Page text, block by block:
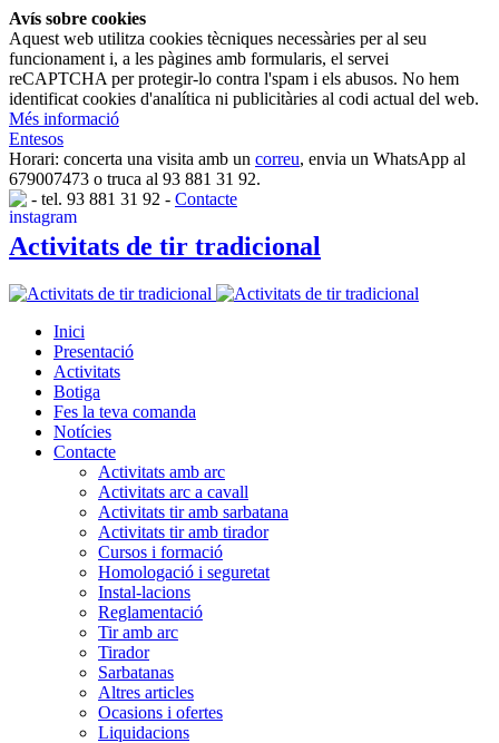
Avís sobre cookies
Aquest web utilitza cookies tècniques necessàries per al seu
funcionament i, a les pàgines amb formularis, el servei
reCAPTCHA per protegir-lo contra l'spam i els abusos. No hem
identificat cookies d'analítica ni publicitàries al codi actual del web.
Més informació
Entesos
Horari: concerta una visita amb un correu, envia un WhatsApp al
679007473 o truca al 93 881 31 92.
- tel. 93 881 31 92 - Contacte
Activitats de tir tradicional
Inici
Presentació
Activitats
Botiga
Fes la teva comanda
Notícies
Contacte
Activitats amb arc
Activitats arc a cavall
Activitats tir amb sarbatana
Activitats tir amb tirador
Cursos i formació
Homologació i seguretat
Instal-lacions
Reglamentació
Tir amb arc
Tirador
Sarbatanas
Altres articles
Ocasions i ofertes
Liquidacions